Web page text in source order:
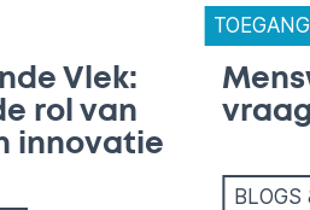
Vlek:
rol van
innovatie
TOEGANG